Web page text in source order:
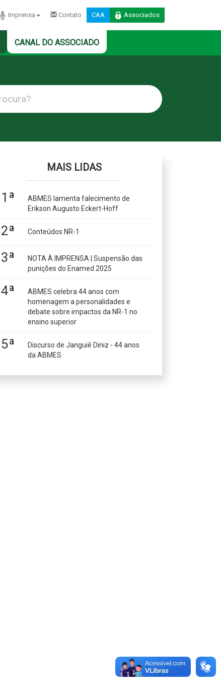
Imprensa Contato CAA Associados
CANAL DO ASSOCIADO
MAIS LIDAS
1ª
ABMES lamenta falecimento de
Erikson Augusto Eckert-Hoff
2ª Conteúdos NR-1
3ª
NOTA À IMPRENSA | Suspensão das
punições do Enamed 2025
4ª
ABMES celebra 44 anos com
homenagem a personalidades e
debate sobre impactos da NR-1 no
ensino superior
5ª
Discurso de Janguiê Diniz - 44 anos
da ABMES